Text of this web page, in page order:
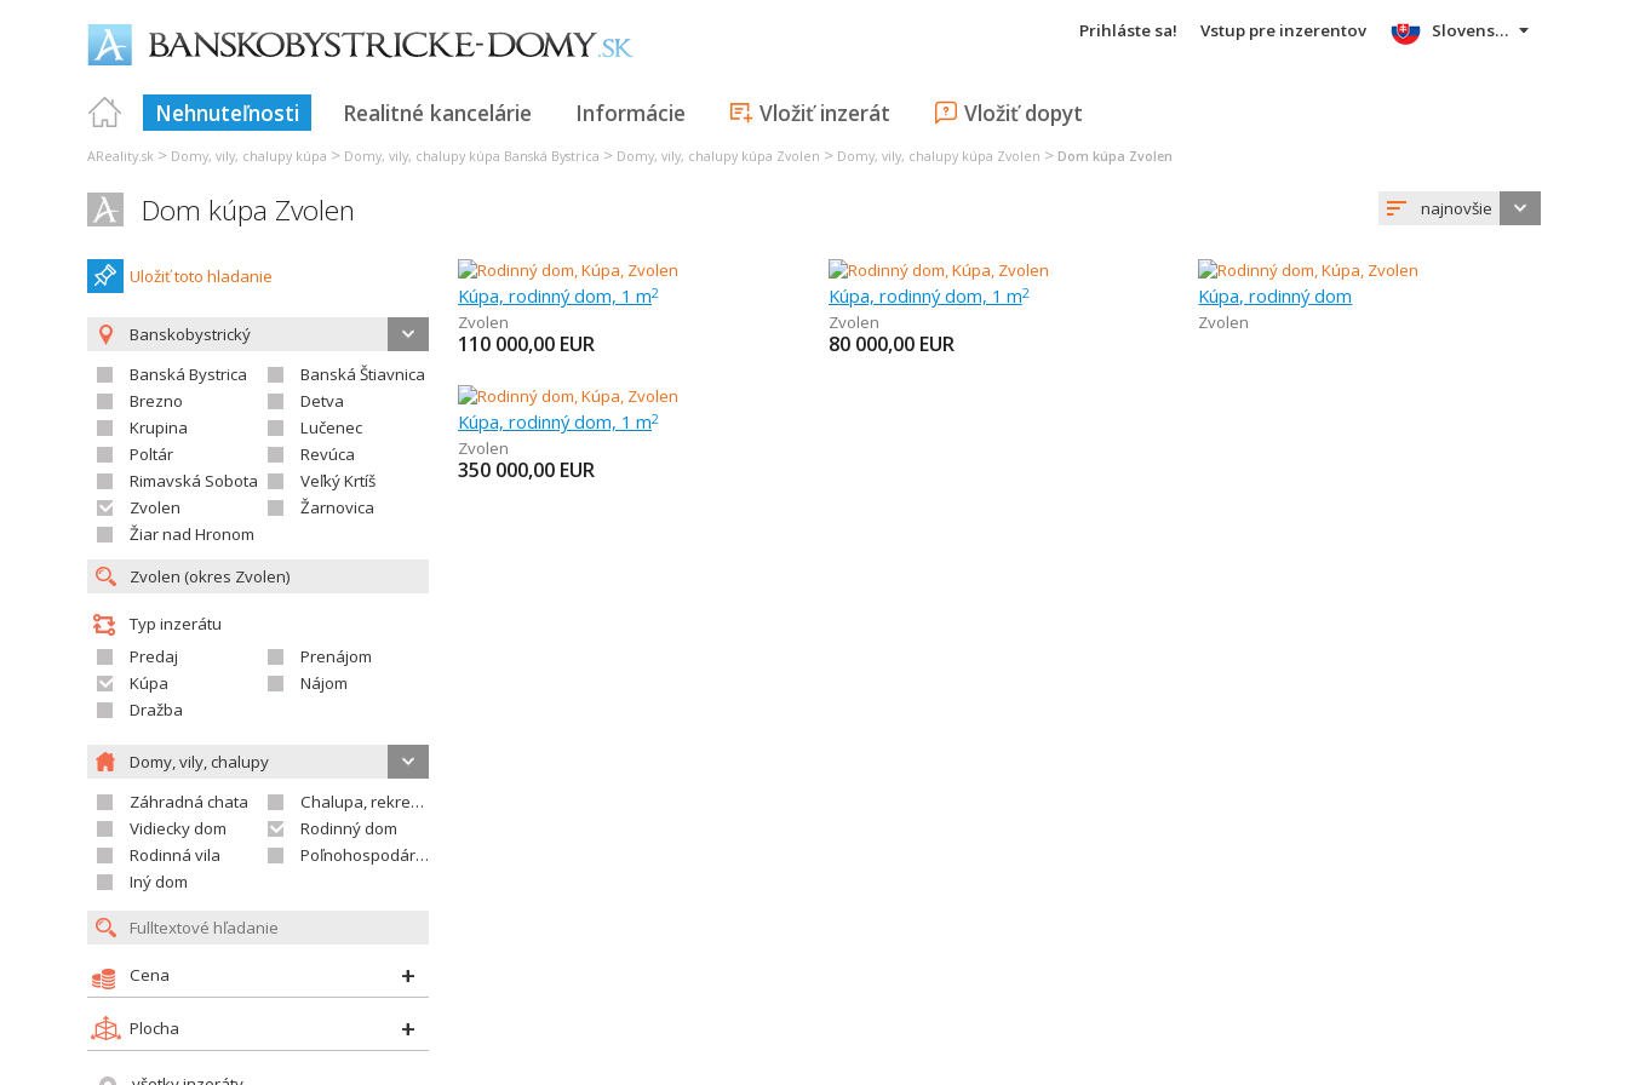
Prihláste sa! Vstup pre inzerentov
Nehnuteľnosti Realitné kancelárie Informácie Vložiť inzerát Vložiť dopyt
Slovensky
AReality.sk > Domy, vily, chalupy kúpa > Domy, vily, chalupy kúpa Banská Bystrica > Domy, vily, chalupy kúpa Zvolen > Domy, vily, chalupy kúpa Zvolen > Dom kúpa Zvolen
Dom kúpa Zvolen najnovšie
Uložiť toto hladanie
Banskobystrický
Banská Bystrica
Banská Štiavnica
Brezno
Detva
Krupina
Lučenec
Poltár
Revúca
Rimavská Sobota
Veľký Krtíš
Zvolen
Žarnovica
Žiar nad Hronom
Typ inzerátu
Predaj
Prenájom
Kúpa
Nájom
Dražba
Domy, vily, chalupy
Záhradná chata
Chalupa, rekreačný domček
Vidiecky dom
Rodinný dom
Rodinná vila
Poľnohospodárska usadlosť
Iný dom
Cena
Plocha
Kúpa, rodinný dom, 1 m2
Zvolen
110 000,00 EUR
Kúpa, rodinný dom, 1 m2
Zvolen
80 000,00 EUR
Kúpa, rodinný dom
Zvolen
Kúpa, rodinný dom, 1 m2
Zvolen
350 000,00 EUR